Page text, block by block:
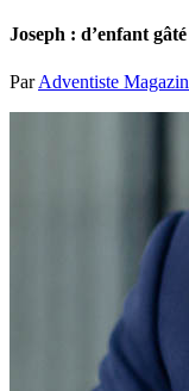
Joseph : d’enfant
Par Adventiste